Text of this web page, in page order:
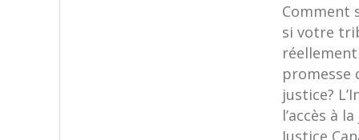
Comment
si votre
promesse
justice?
l’accès à
Justice